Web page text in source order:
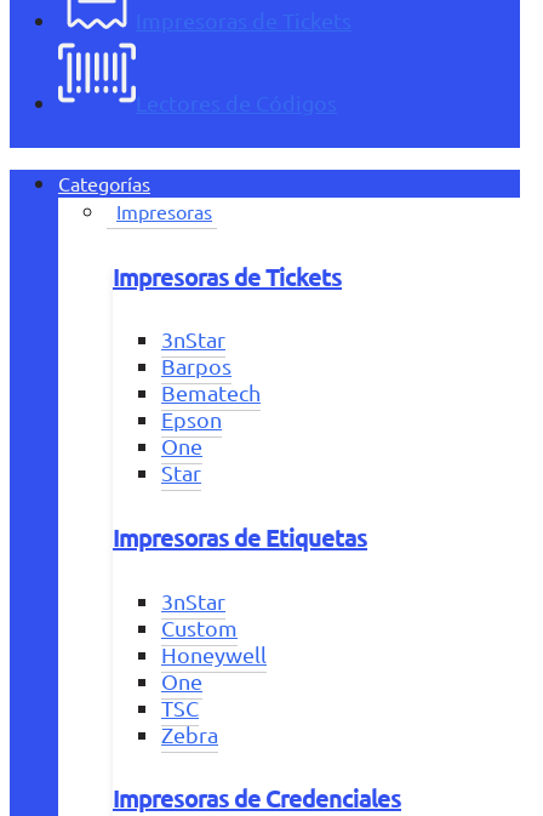
Impresoras de Tickets
Lectores de Códigos
Categorías
Impresoras
Impresoras de Tickets
3nStar
Barpos
Bematech
Epson
One
Star
Impresoras de Etiquetas
3nStar
Custom
Honeywell
One
TSC
Zebra
Impresoras de Credenciales